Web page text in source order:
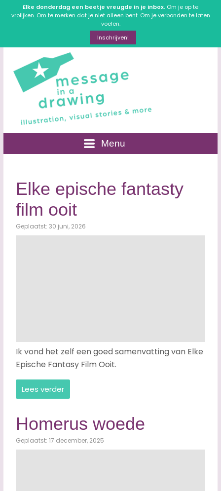
Elke donderdag een beetje vreugde in je inbox. Om je op te
vrolijken. Om te merken dat je niet alleen bent. Om je verbonden te laten
voelen.
Inschrijven!
Menu
Elke epische fantasty
film ooit
Geplaatst: 30 juni, 2026
Ik vond het zelf een goed samenvatting van Elke
Epische Fantasy Film Ooit.
Lees verder
Homerus woede
Geplaatst: 17 december, 2025